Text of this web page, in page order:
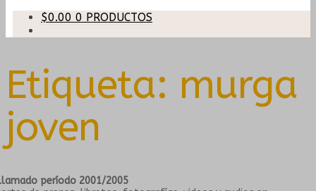
$0.00 0 PRODUCTOS
Etiqueta: murga
joven
período 2001/2005